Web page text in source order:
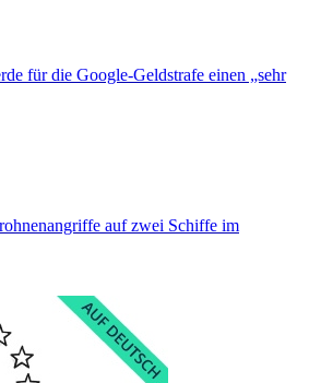
für die Google-Geldstrafe einen „sehr
auf zwei Schiffe im